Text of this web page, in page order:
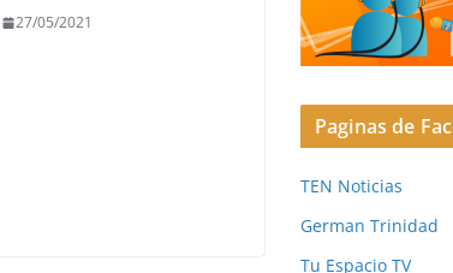
27/05/2021
Paginas de
TEN Noticias
German Trinidad
Tu Espacio TV